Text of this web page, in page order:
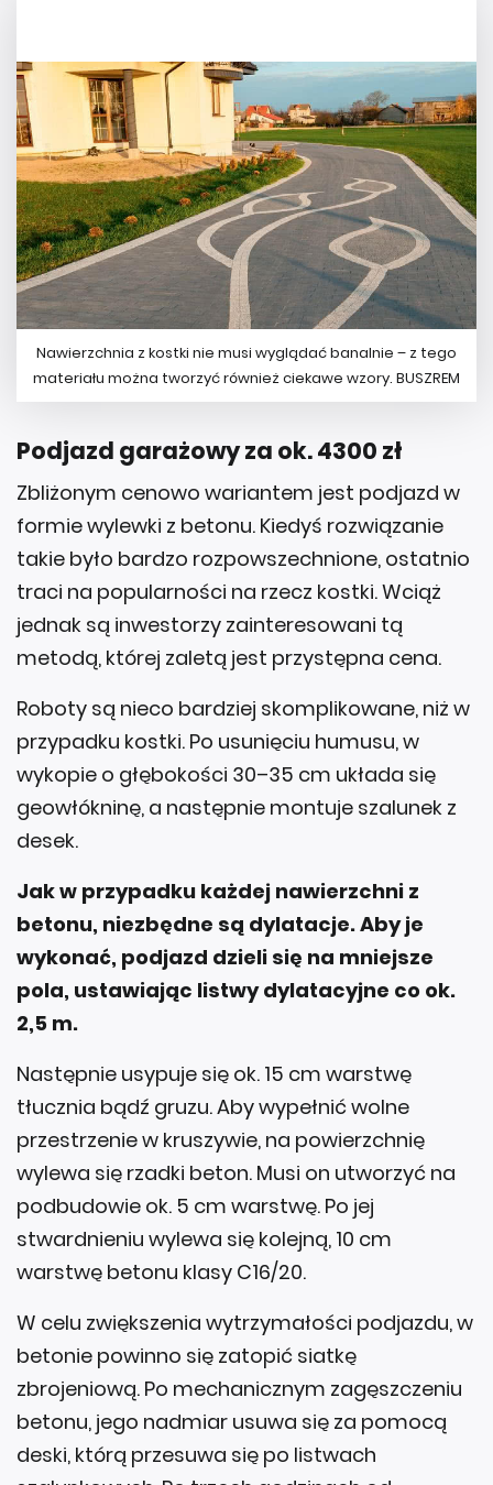
Nawierzchnia z kostki nie musi wyglądać banalnie – z tego
materiału można tworzyć również ciekawe wzory. BUSZREM
Podjazd garażowy za ok. 4300 zł
Zbliżonym cenowo wariantem jest podjazd w
formie wylewki z betonu. Kiedyś rozwiązanie
takie było bardzo rozpowszechnione, ostatnio
traci na popularności na rzecz kostki. Wciąż
jednak są inwestorzy zainteresowani tą
metodą, której zaletą jest przystępna cena.
Roboty są nieco bardziej skomplikowane, niż w
przypadku kostki. Po usunięciu humusu, w
wykopie o głębokości 30–35 cm układa się
geowłókninę, a następnie montuje szalunek z
desek.
Jak w przypadku każdej nawierzchni z
betonu, niezbędne są dylatacje. Aby je
wykonać, podjazd dzieli się na mniejsze
pola, ustawiając listwy dylatacyjne co ok.
2,5 m.
Następnie usypuje się ok. 15 cm warstwę
tłucznia bądź gruzu. Aby wypełnić wolne
przestrzenie w kruszywie, na powierzchnię
wylewa się rzadki beton. Musi on utworzyć na
podbudowie ok. 5 cm warstwę. Po jej
stwardnieniu wylewa się kolejną, 10 cm
warstwę betonu klasy C16/20.
W celu zwiększenia wytrzymałości podjazdu, w
betonie powinno się zatopić siatkę
zbrojeniową. Po mechanicznym zagęszczeniu
betonu, jego nadmiar usuwa się za pomocą
deski, którą przesuwa się po listwach